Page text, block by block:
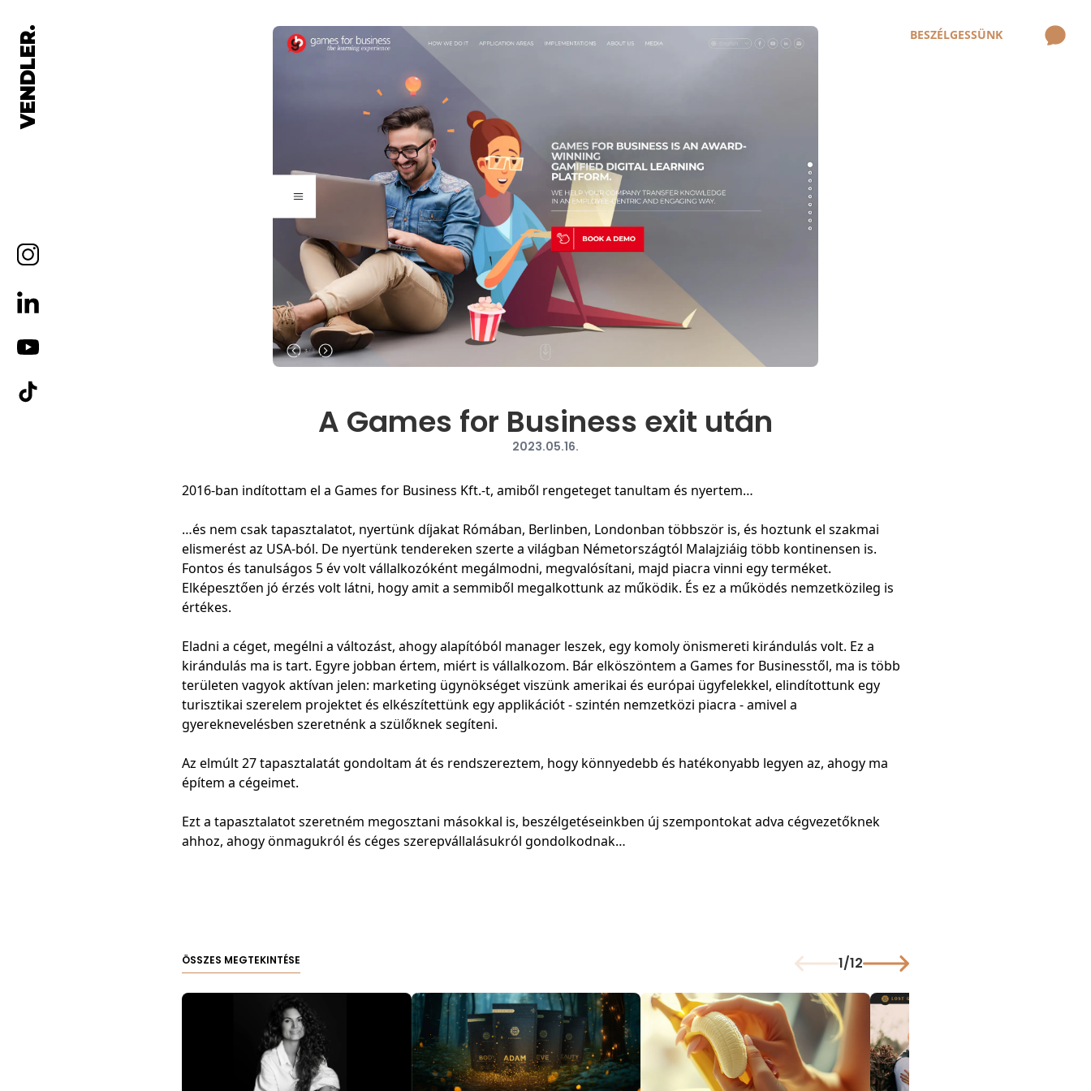
VENDLER.
A Games for Business exit után
2023.05.16.
2016-ban indítottam el a Games for Business Kft.-t, amiből rengeteget tanultam és nyertem…
…és nem csak tapasztalatot, nyertünk díjakat Rómában, Berlinben, Londonban többször is, és hoztunk el szakmai
elismerést az USA-ból. De nyertünk tendereken szerte a világban Németországtól Malajziáig több kontinensen is.
Fontos és tanulságos 5 év volt vállalkozóként megálmodni, megvalósítani, majd piacra vinni egy terméket.
Elképesztően jó érzés volt látni, hogy amit a semmiből megalkottunk az működik. És ez a működés nemzetközileg is
értékes.
Eladni a céget, megélni a változást, ahogy alapítóból manager leszek, egy komoly önismereti kirándulás volt. Ez a
kirándulás ma is tart. Egyre jobban értem, miért is vállalkozom. Bár elköszöntem a Games for Businesstől, ma is több
területen vagyok aktívan jelen: marketing ügynökséget viszünk amerikai és európai ügyfelekkel, elindítottunk egy
turisztikai szerelem projektet és elkészítettünk egy applikációt - szintén nemzetközi piacra - amivel a
gyereknevelésben szeretnénk a szülőknek segíteni.
Az elmúlt 27 tapasztalatát gondoltam át és rendszereztem, hogy könnyedebb és hatékonyabb legyen az, ahogy ma
építem a cégeimet.
Ezt a tapasztalatot szeretném megosztani másokkal is, beszélgetéseinkben új szempontokat adva cégvezetőknek
ahhoz, ahogy önmagukról és céges szerepvállalásukról gondolkodnak…
ÖSSZES MEGTEKINTÉSE 1/12
BESZÉLGESSÜNK